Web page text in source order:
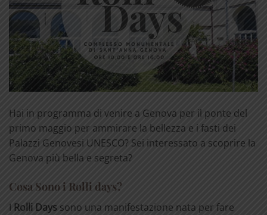
Hai in programma di venire a Genova per il ponte del
primo maggio per ammirare la bellezza e i fasti dei
Palazzi Genovesi UNESCO? Sei interessato a scoprire la
Genova più bella e segreta?
Cosa Sono i Rolli days?
I Rolli Days sono una manifestazione nata per fare